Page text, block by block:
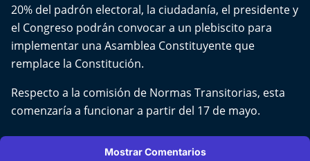
20% del padrón electoral, la ciudadanía, el presidente y
el Congreso podrán convocar a un plebiscito para
implementar una Asamblea Constituyente que
remplace la Constitución.
Respecto a la comisión de Normas Transitorias, esta
comenzaría a funcionar a partir del 17 de mayo.
Mostrar Comentarios